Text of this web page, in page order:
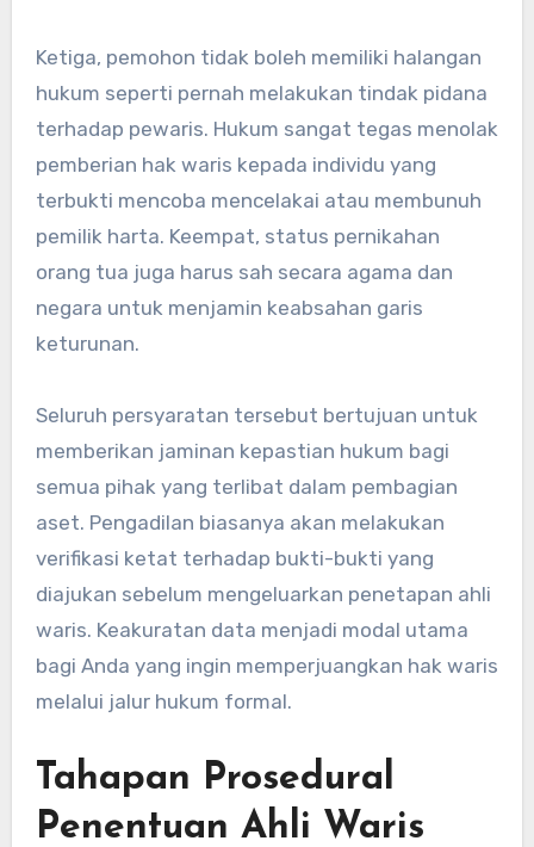
Ketiga, pemohon tidak boleh memiliki halangan
hukum seperti pernah melakukan tindak pidana
terhadap pewaris. Hukum sangat tegas menolak
pemberian hak waris kepada individu yang
terbukti mencoba mencelakai atau membunuh
pemilik harta. Keempat, status pernikahan
orang tua juga harus sah secara agama dan
negara untuk menjamin keabsahan garis
keturunan.
Seluruh persyaratan tersebut bertujuan untuk
memberikan jaminan kepastian hukum bagi
semua pihak yang terlibat dalam pembagian
aset. Pengadilan biasanya akan melakukan
verifikasi ketat terhadap bukti-bukti yang
diajukan sebelum mengeluarkan penetapan ahli
waris. Keakuratan data menjadi modal utama
bagi Anda yang ingin memperjuangkan hak waris
melalui jalur hukum formal.
Tahapan Prosedural
Penentuan Ahli Waris